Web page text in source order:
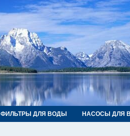
ФИЛЬТРЫ ДЛЯ ВОДЫ НАСОСЫ ДЛЯ